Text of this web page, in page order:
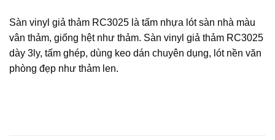
Sàn vinyl giả thảm RC3025 là tấm nhựa lót sàn nhà màu
vân thảm, giống hệt như thảm. Sàn vinyl giả thảm RC3025
dày 3ly, tấm ghép, dùng keo dán chuyên dụng, lót nền văn
phòng đẹp như thảm len.